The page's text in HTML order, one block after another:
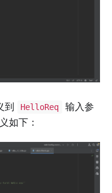
到 HelloReq
输入参
如下：